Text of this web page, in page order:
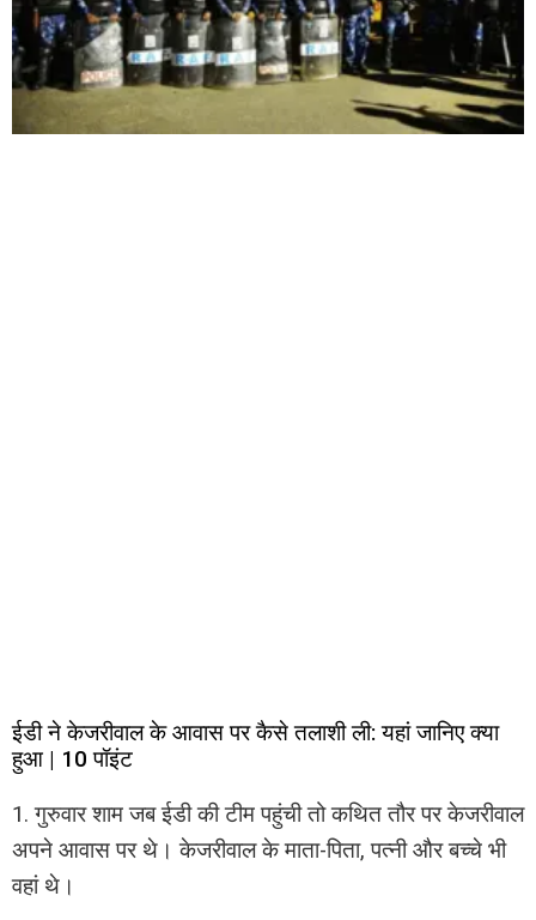
ईडी ने केजरीवाल के आवास पर कैसे तलाशी ली: यहां जानिए क्या
हुआ | 10 पॉइंट
1. गुरुवार शाम जब ईडी की टीम पहुंची तो कथित तौर पर केजरीवाल
अपने आवास पर थे। केजरीवाल के माता-पिता, पत्नी और बच्चे भी
वहां थे।